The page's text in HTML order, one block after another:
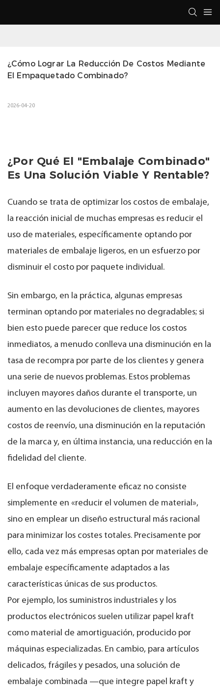
¿Cómo Lograr La Reducción De Costos Mediante
El Empaquetado Combinado?
2026-04-20
¿Por Qué El "embalaje Combinado"
Es Una Solución Viable Y Rentable?
Cuando se trata de optimizar los costos de embalaje,
la reacción inicial de muchas empresas es reducir el
uso de materiales, específicamente optando por
materiales de embalaje ligeros, en un esfuerzo por
disminuir el costo por paquete individual.
Sin embargo, en la práctica, algunas empresas
terminan optando por materiales no degradables; si
bien esto puede parecer que reduce los costos
inmediatos, a menudo conlleva una disminución en la
tasa de recompra por parte de los clientes y genera
una serie de nuevos problemas. Estos problemas
incluyen mayores daños durante el transporte, un
aumento en las devoluciones de clientes, mayores
costos de reenvío, una disminución en la reputación
de la marca y, en última instancia, una reducción en la
fidelidad del cliente.
El enfoque verdaderamente eficaz no consiste
simplemente en «reducir el volumen de material»,
sino en emplear un diseño estructural más racional
para minimizar los costes totales. Precisamente por
ello, cada vez más empresas optan por materiales de
embalaje específicamente adaptados a las
características únicas de sus productos.
Por ejemplo, los suministros industriales y los
productos electrónicos suelen utilizar papel kraft
como material de amortiguación, producido por
máquinas especializadas. En cambio, para artículos
delicados, frágiles y pesados, una solución de
embalaje combinada —que integre papel kraft y